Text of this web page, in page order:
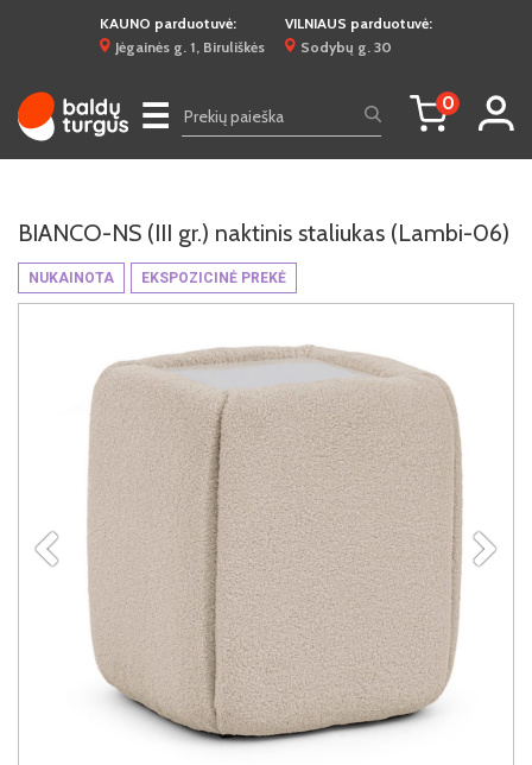
KAUNO parduotuvė:
Jėgainės g. 1, Biruliškės
VILNIAUS parduotuvė:
Sodybų g. 30
☰ 0
NUKAINOTA EKSPOZICINĖ PREKĖ
BIANCO-NS (III gr.) naktinis staliukas (Lambi-06)